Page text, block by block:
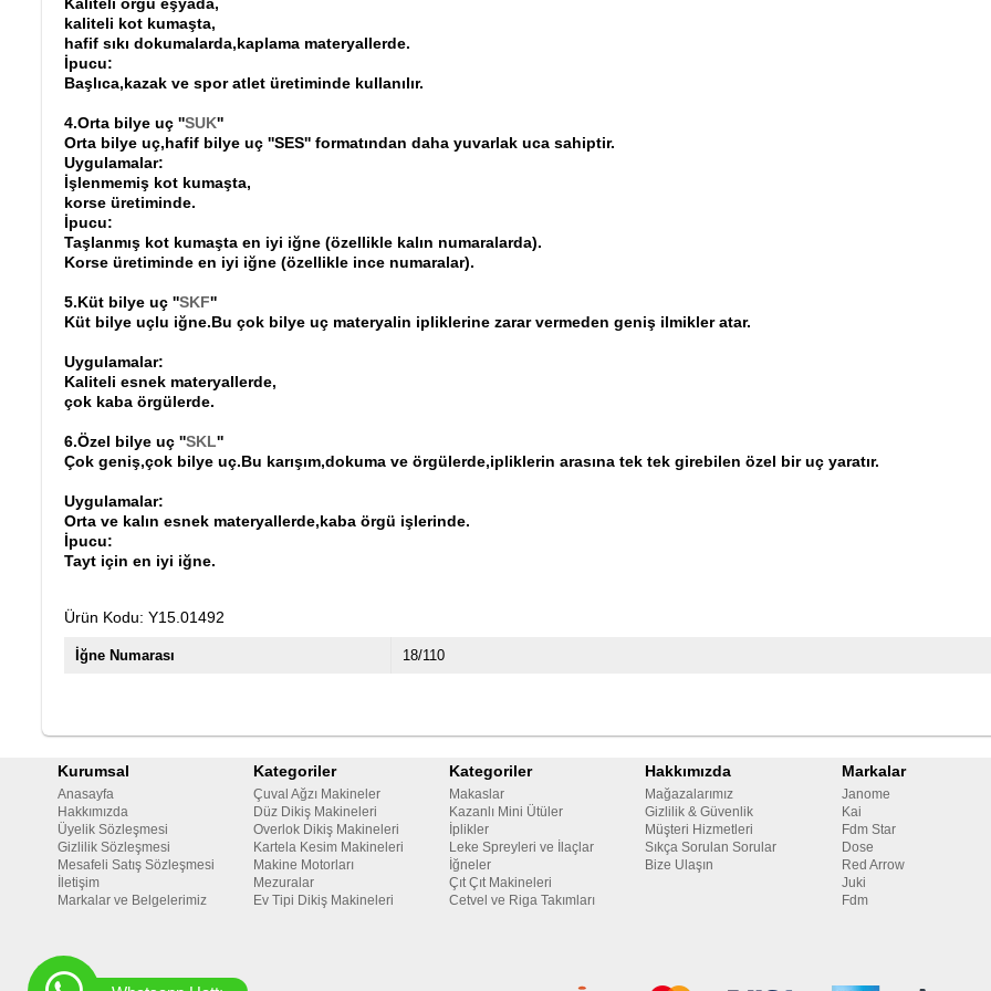
kaliteli kot kumaşta,
hafif sıkı dokumalarda,kaplama materyallerde.
İpucu:
Başlıca,kazak ve spor atlet üretiminde kullanılır.
4.Orta bilye uç ''SUK''
Orta bilye uç,hafif bilye uç ''SES'' formatından daha yuvarlak uca sahiptir.
Uygulamalar:
İşlenmemiş kot kumaşta,
korse üretiminde.
İpucu:
Taşlanmış kot kumaşta en iyi iğne (özellikle kalın numaralarda).
Korse üretiminde en iyi iğne (özellikle ince numaralar).
5.Küt bilye uç ''SKF''
Küt bilye uçlu iğne.Bu çok bilye uç materyalin ipliklerine zarar vermeden geniş ilmikler atar.
Uygulamalar:
Kaliteli esnek materyallerde,
çok kaba örgülerde.
6.Özel bilye uç ''SKL''
Çok geniş,çok bilye uç.Bu karışım,dokuma ve örgülerde,ipliklerin arasına tek tek girebilen özel bir uç yaratır.
Uygulamalar:
Orta ve kalın esnek materyallerde,kaba örgü işlerinde.
İpucu:
Tayt için en iyi iğne.
Ürün Kodu: Y15.01492
İğne Numarası 18/110
Kurumsal
Anasayfa
Hakkımızda
Üyelik Sözleşmesi
Gizlilik Sözleşmesi
Mesafeli Satış Sözleşmesi
İletişim
Markalar ve Belgelerimiz
Kategoriler
Çuval Ağzı Makineler
Düz Dikiş Makineleri
Overlok Dikiş Makineleri
Kartela Kesim Makineleri
Makine Motorları
Mezuralar
Ev Tipi Dikiş Makineleri
Kategoriler
Makaslar
Kazanlı Mini Ütüler
İplikler
Leke Spreyleri ve İlaçlar
İğneler
Çıt Çıt Makineleri
Cetvel ve Riga Takımları
Hakkımızda
Mağazalarımız
Gizlilik & Güvenlik
Müşteri Hizmetleri
Sıkça Sorulan Sorular
Bize Ulaşın
Markalar
Janome
Kai
Fdm Star
Dose
Red Arrow
Juki
Fdm